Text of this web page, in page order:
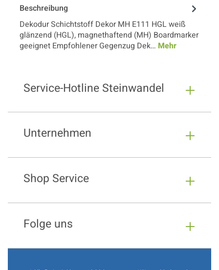
Beschreibung
Dekodur Schichtstoff Dekor MH E111 HGL weiß
glänzend (HGL), magnethaftend (MH) Boardmarker
geeignet Empfohlener Gegenzug Dek… Mehr
Service-Hotline Steinwandel
Unternehmen
Shop Service
Folge uns